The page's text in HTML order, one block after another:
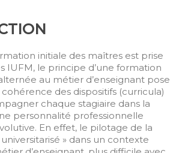
initiale des maîtres est prise
IUFM, le principe d’une formation
au métier d’enseignant pose
des dispositifs (curricula)
chaque stagiaire dans la
personnalité professionnelle
En effet, le pilotage de la
» dans un contexte